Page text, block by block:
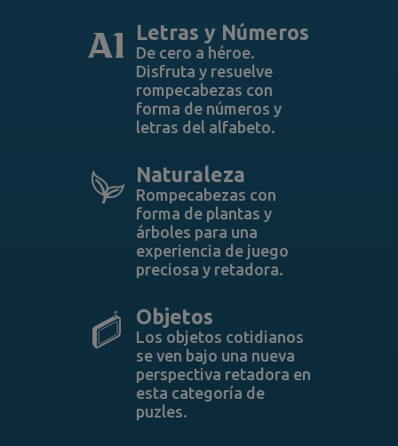
Letras y Números
De cero a héroe.
Disfruta y resuelve
rompecabezas con
forma de números y
letras del alfabeto.
Naturaleza
Rompecabezas con
forma de plantas y
árboles para una
experiencia de juego
preciosa y retadora.
Objetos
Los objetos cotidianos
se ven bajo una nueva
perspectiva retadora en
esta categoría de
puzles.